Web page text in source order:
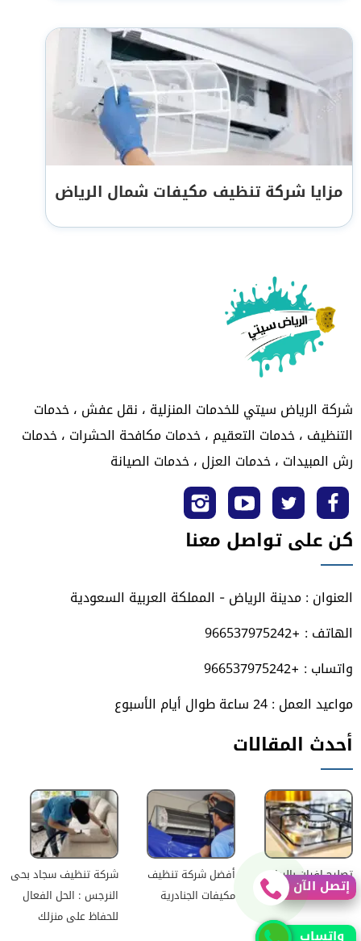
مزايا شركة تنظيف مكيفات شمال الرياض
شركة الرياض سيتي للخدمات المنزلية ، نقل عفش ، خدمات
التنظيف ، خدمات التعقيم ، خدمات مكافحة الحشرات ، خدمات
رش المبيدات ، خدمات العزل ، خدمات الصيانة
تابعنا
على
فيسبوك
تابعنا
على
تويتر
تابعنا
على
يوتيوب
تابعنا
على
انستجرام
كن على تواصل معنا
العنوان : مدينة الرياض - المملكة العربية السعودية
الهاتف : +966537975242
واتساب : +966537975242
مواعيد العمل : 24 ساعة طوال أيام الأسبوع
أحدث المقالات
تصليح افران بالرياض
أفضل شركة تنظيف
مكيفات الجنادرية
شركة تنظيف سجاد بحى
النرجس : الحل الفعال
للحفاظ على منزلك
إتصل الآن
واتساب